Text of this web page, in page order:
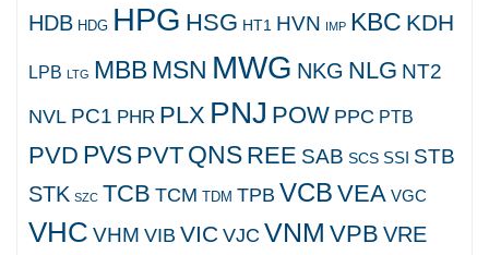
HDB HDG HPG HSG HT1 HVN IMP KBC KDH
LPB LTG MBBMSN MWG NKG NLG NT2
NVL PC1 PHR PLX PNJ POW PPC PTB
PVD PVS PVT QNS REE SAB SCS SSI STB
STK SZC TCB TCM TDM TPB VCB VEA VGC
VHC VHM VIB VICVJC VNM VPB VRE